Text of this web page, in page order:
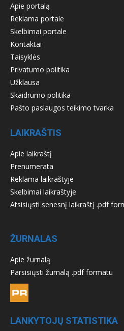
Apie portalą
Reklama portale
Skelbimai portale
Kontaktai
Taisyklės
Privatumo politika
Užklausa
Skaidrumo politika
Pašto paslaugos teikimo tvarka
LAIKRAŠTIS
Apie laikraštį
Prenumerata
Reklama laikraštyje
Skelbimai laikraštyje
Atsisiųsti senesnį laikraštį .pdf
ŽURNALAS
Apie žurnalą
Parsisiųsti žurnalą .pdf formatu
LANKYTOJŲ STATISTIKA